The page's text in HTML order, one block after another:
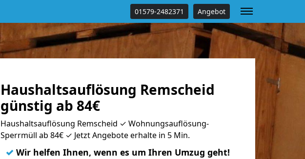
01579-2482371 Angebot
Haushaltsauflösung Remscheid
günstig ab 84€
Haushaltsauflösung Remscheid ✓ Wohnungsauflösung-
Sperrmüll ab 84€ ✓ Jetzt Angebote erhalte in 5 Min.
✓ Wir helfen Ihnen, wenn es um Ihren Umzug geht!